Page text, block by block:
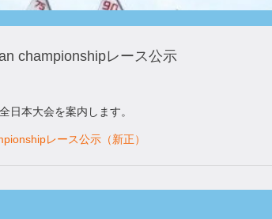
championshipレース公示
日本大会を案内します。
レース公示（新正）